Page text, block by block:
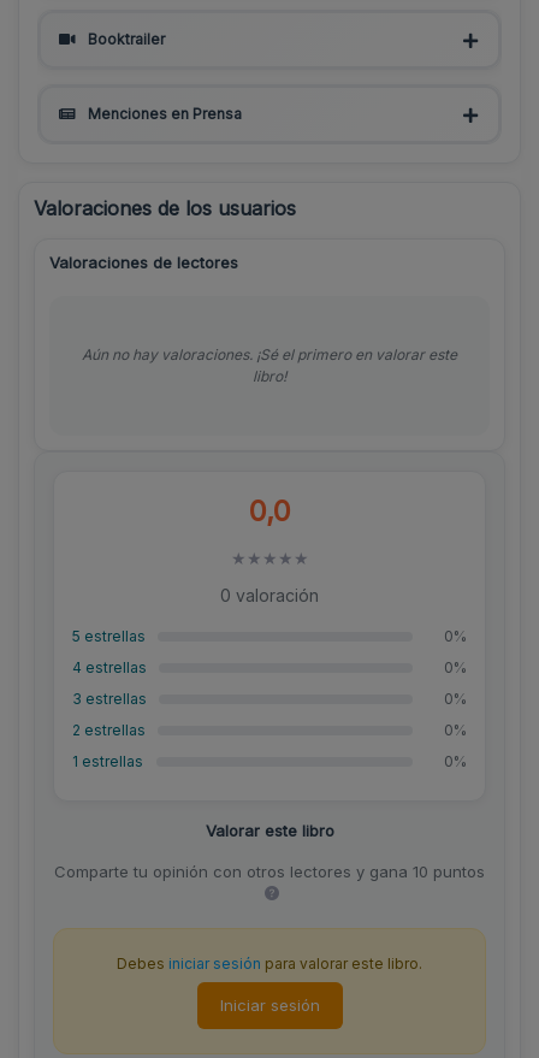
Booktrailer
Menciones en Prensa
Valoraciones de los usuarios
0,0
★ ★ ★ ★ ★
0 valoración
5 estrellas
0%
4 estrellas
0%
3 estrellas
0%
2 estrellas
0%
1 estrellas
0%
Valorar este libro
Comparte tu opinión con otros lectores y gana 10 puntos
Debes iniciar sesión para valorar este libro.
Iniciar sesión
Valoraciones de lectores
Aún no hay valoraciones. ¡Sé el primero en valorar este
libro!